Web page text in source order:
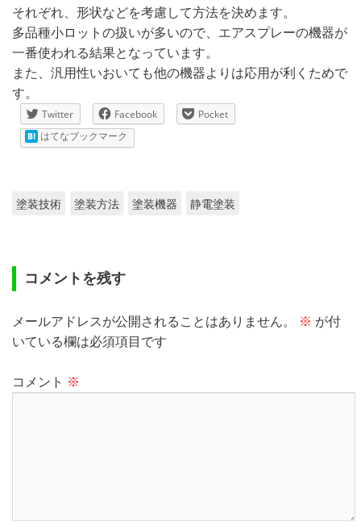
それぞれ、形状などを考慮して方法を決めます。
多品種小ロットの扱いが多いので、エアスプレーの機器が
一番使われる結果となっています。
また、汎用性いおいても他の機器よりは応用が利くためで
す。
Twitter
Facebook
Pocket
はてなブックマーク
塗装技術 塗装方法 塗装機器 静電塗装
コメントを残す
メールアドレスが公開されることはありません。 ※ が付
いている欄は必須項目です
コメント ※